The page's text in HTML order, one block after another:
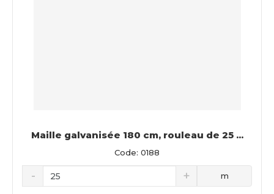
Maille galvanisée 180 cm, rouleau de 25 ...
Code: 0188
m